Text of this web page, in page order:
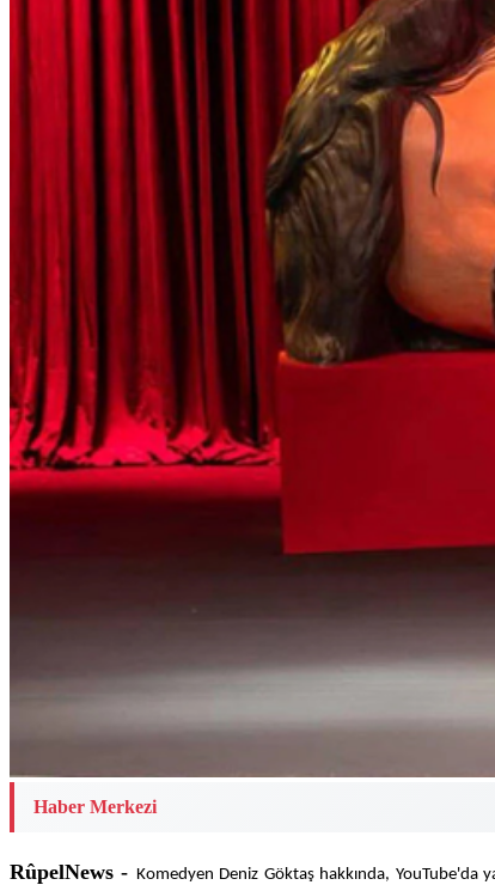
Haber Merkezi
RûpelNews - Komedyen Deniz Göktaş hakkında, YouTube'da